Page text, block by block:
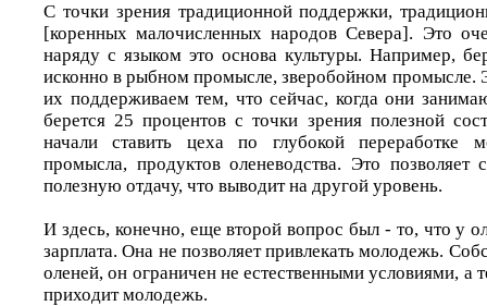
С точки зрения традиционной поддержки,
[коренных малочисленных народов Севера]. Это
наряду с языком это основа культуры. Например,
исконно в рыбном промысле, зверобойном промысле.
их поддерживаем тем, что сейчас, когда они
берется 25 процентов с точки зрения полезной
начали ставить цеха по глубокой переработке
промысла, продуктов оленеводства. Это позволяет
полезную отдачу, что выводит на другой уровень.
И здесь, конечно, еще второй вопрос был - то, что у
зарплата. Она не позволяет привлекать молодежь.
оленей, он ограничен не естественными условиями, а
приходит молодежь.